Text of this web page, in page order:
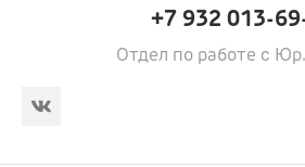
+7 932 013-
Отдел по работе с